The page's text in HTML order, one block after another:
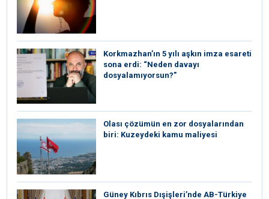
Korkmazhan’ın 5 yılı aşkın imza esareti
sona erdi: “Neden davayı
dosyalamıyorsun?”
Olası çözümün en zor dosyalarından
biri: Kuzeydeki kamu maliyesi
Güney Kıbrıs Dışişleri’nde AB-Türkiye